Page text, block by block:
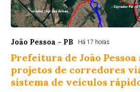
João Pessoa - PB Há 17 horas
Prefeitura de João Pessoa
projetos de corredores
sistema de veículos